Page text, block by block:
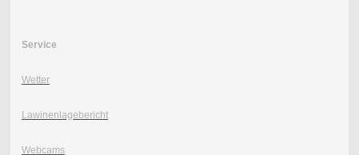
Service
Wetter
Lawinenlagebericht
Webcams